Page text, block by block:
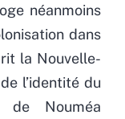
néanmoins
dans
la Nouvelle-
l’identité du
de Nouméa